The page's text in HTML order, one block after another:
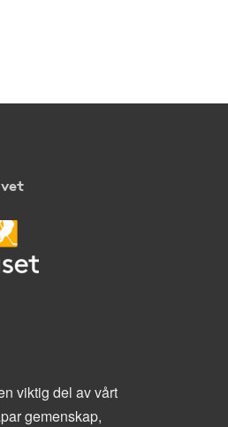
viktig del av vårt
gemenskap,